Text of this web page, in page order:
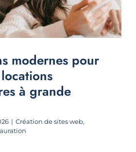
modernes pour
à grande
| Création de sites web,